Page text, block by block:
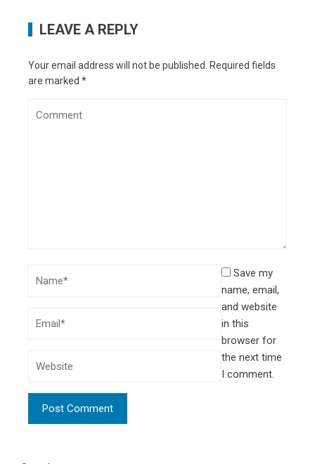
LEAVE A REPLY
Your email address will not be published. Required fields
are marked *
Save my
name, email,
and website
in this
browser for
the next time
I comment.